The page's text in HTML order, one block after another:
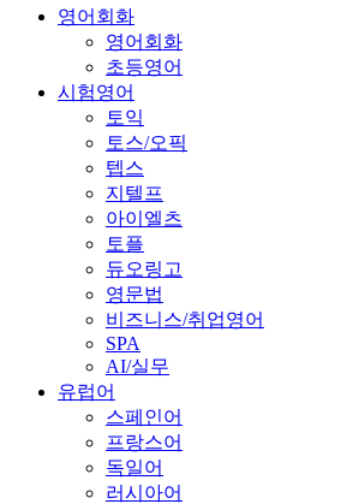
영어회화
영어회화
초등영어
시험영어
토익
토스/오픽
텝스
지텔프
아이엘츠
토플
듀오링고
영문법
비즈니스/취업영어
SPA
AI/실무
유럽어
스페인어
프랑스어
독일어
러시아어